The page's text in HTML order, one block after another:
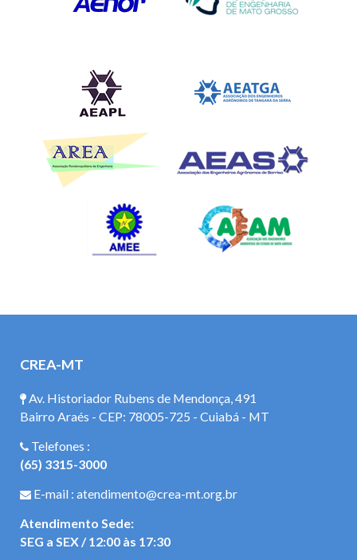
CREA-MT
Av. Historiador Rubens de Mendonça, 491
Bairro Araés - CEP: 78005-725 - Cuiabá - MT
Telefones :
(65) 3315-3000
E-mail : atendimento@crea-mt.org.br
Atendimento Sede:
SEG a SEX / 12:00 às 17:30